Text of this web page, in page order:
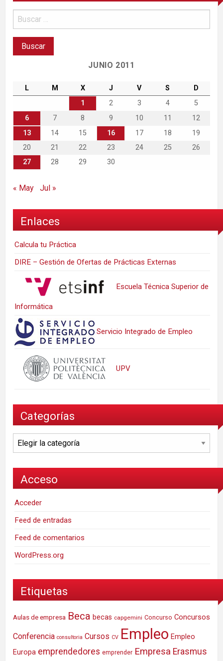
JUNIO 2011
L M X J V S
D
1
2 3 4
5
6
7 8 9 10 11
12
13
14 15 16 17 18
19
20
21 22 23 24 25
26
27
28 29 30
« May Jul »
Enlaces
Calcula tu Práctica
DIRE – Gestión de Ofertas de Prácticas Externas
Escuela Técnica Superior de
Informática
Servicio Integrado de Empleo
UPV
Categorías
Categorías
Acceso
Acceder
Feed de entradas
Feed de comentarios
WordPress.org
Etiquetas
Aulas de empresa Beca becas capgemini Concurso Concursos
Conferencia consultoria Cursos CV Empleo Empleo
Europa emprendedores emprender Empresa Erasmus